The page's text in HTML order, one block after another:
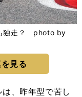
独走？ photo by
見る
、昨年型で苦し